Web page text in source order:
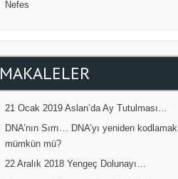
Nefes
MAKALELER
21 Ocak 2019 Aslan’da Ay Tutulması…
DNA’nın Sırrı… DNA’yı yeniden kodlamak
mümkün mü?
22 Aralık 2018 Yengeç Dolunayı…